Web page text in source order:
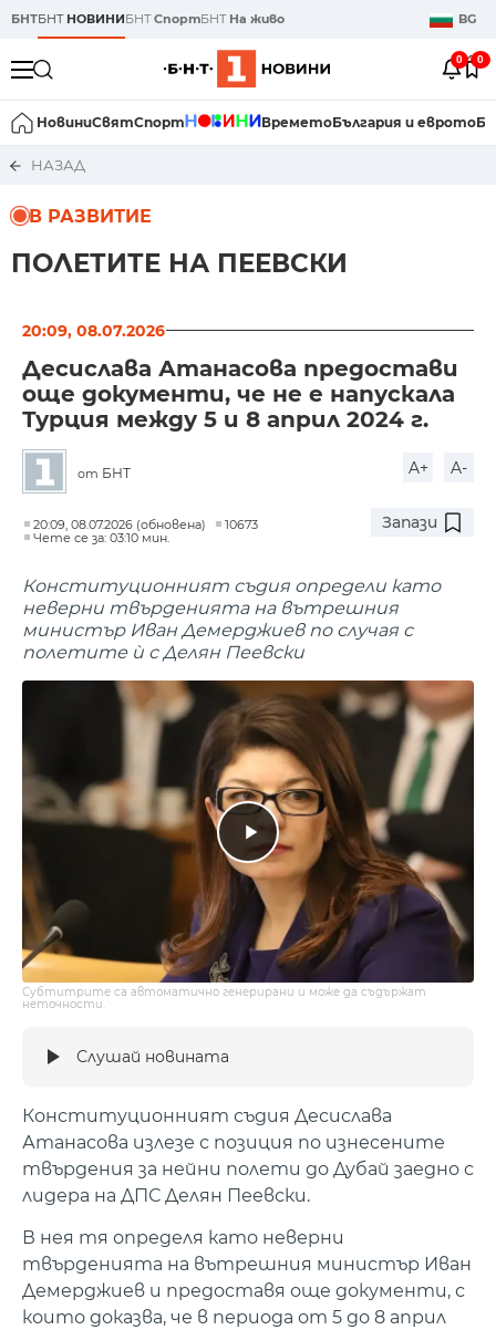
БНТБНТ НОВИНИБНТСпортБНТ На живо BG
0 0
НовиниСвятСпорт ВреметоБългария и еврото
НАЗАД
В РАЗВИТИЕ
ПОЛЕТИТЕ НА ПЕЕВСКИ
20:09, 08.07.2026
Десислава Атанасова предостави
още документи, че не е напускала
Турция между 5 и 8 април 2024 г.
от БНТ A+ A-
20:09, 08.07.2026 (обновена)
10673
Чете се за: 03:10 мин.
Запази
Конституционният съдия определи като
неверни твърденията на вътрешния
министър Иван Демерджиев по случая с
полетите ѝ с Делян Пеевски
Субтитрите са автоматично генерирани и може да съдържат
неточности.
Слушай новината
Конституционният съдия Десислава
Атанасова излезе с позиция по изнесените
твърдения за нейни полети до Дубай заедно с
лидера на ДПС Делян Пеевски.
В нея тя определя като неверни
твърденията на вътрешния министър Иван
Демерджиев и предоставя още документи, с
които доказва, че в периода от 5 до 8 април